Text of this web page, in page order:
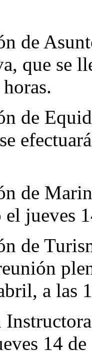
de
que se
de
de
el jueves
de
a las
14